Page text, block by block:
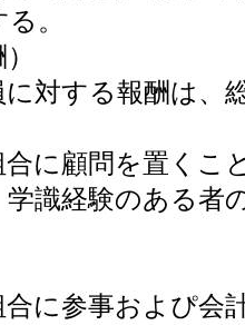
。
対する報酬は、
に顧問を置くこ
学識経験のある者
に参事およぴ会